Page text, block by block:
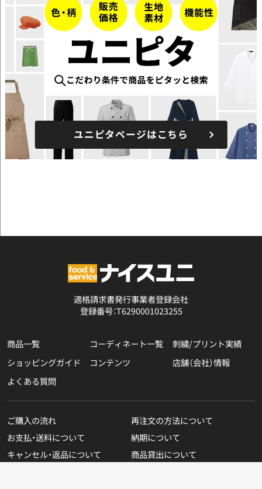
ユニピタページはこちら
適格請求書発行事業者登録会社
登録番号：T6290001023255
商品一覧 コーディネート一覧
刺繍/プリント実績
ショッピングガイド
コンテンツ
店舗（会社）情報
よくある質問
ご購入の流れ
再注文の方法について
お支払・送料について
納期について
キャンセル・返品について
商品貸出について